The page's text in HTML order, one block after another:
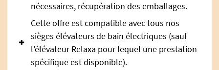
nécessaires, récupération des emballages.
Cette offre est compatible avec tous nos
sièges élévateurs de bain électriques (sauf
l'élévateur Relaxa pour lequel une prestation
spécifique est disponible).